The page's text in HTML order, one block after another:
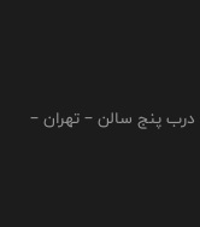
درب پنج سالن – تهران –